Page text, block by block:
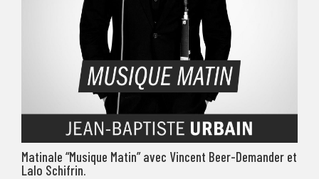
Matinale “Musique Matin” avec Vincent Beer-Demander et
Lalo Schifrin.